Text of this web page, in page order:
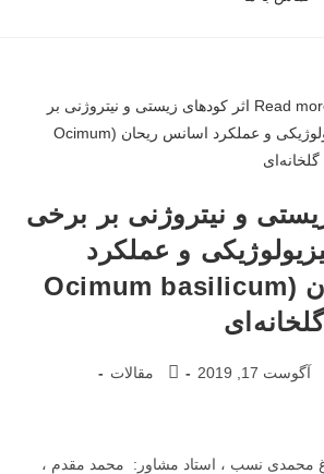
و نیتروژنی بر برخی
و عملکرد
اسانس ریحان (Ocimum basilicum
آگوست 17, 2019
مقالات
محمدی نسب ، استاد مشاور: محمد مقدم ،